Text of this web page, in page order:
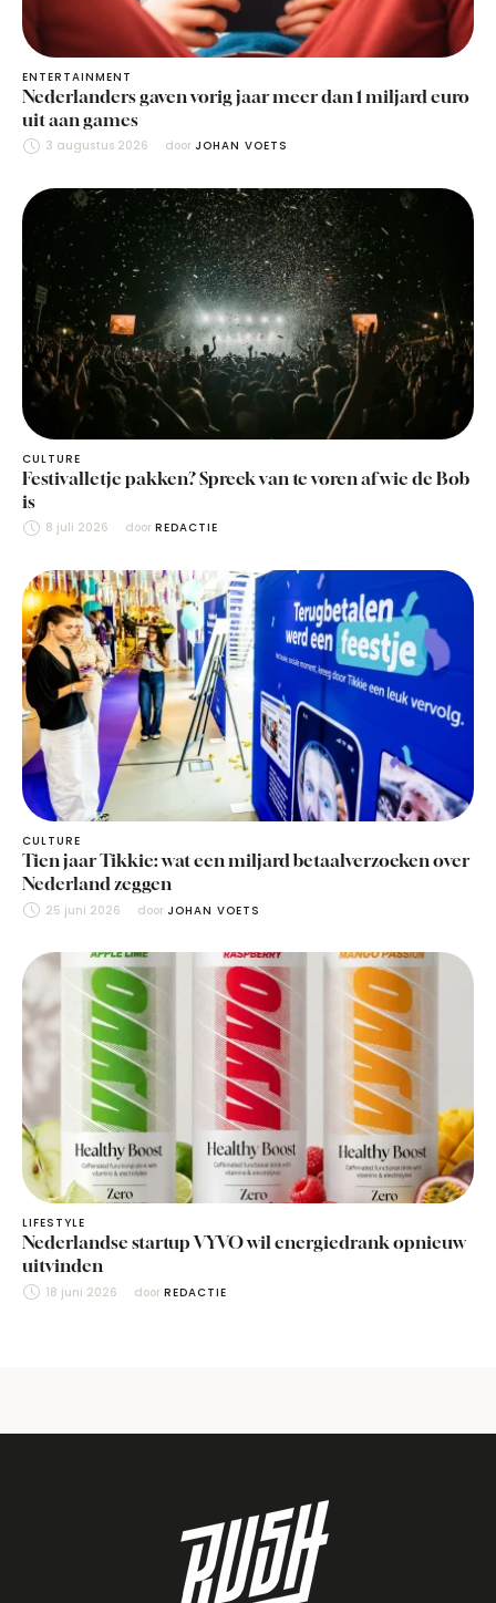
ENTERTAINMENT
Nederlanders gaven vorig jaar meer dan 1 miljard euro
uit aan games
3 augustus 2026 door JOHAN VOETS
CULTURE
Festivalletje pakken? Spreek van te voren af wie de Bob
is
8 juli 2026 door REDACTIE
CULTURE
Tien jaar Tikkie: wat een miljard betaalverzoeken over
Nederland zeggen
25 juni 2026 door JOHAN VOETS
LIFESTYLE
Nederlandse startup VYVO wil energiedrank opnieuw
uitvinden
18 juni 2026 door REDACTIE